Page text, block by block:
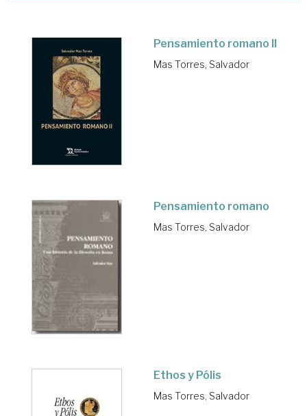
Pensamiento romano II
Mas Torres, Salvador
Pensamiento romano
Mas Torres, Salvador
Ethos y Pólis
Mas Torres, Salvador